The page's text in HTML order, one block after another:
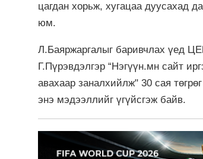
цагдан хорьж, хугацаа дуусахад
юм.
Л.Баяржаргалыг баривчлах үед
Г.Пүрэвдэлгэр “Нэгүүн.мн сайт
авахаар заналхийлж" 30 сая
энэ мэдээллийг үгүйсгэж байв.